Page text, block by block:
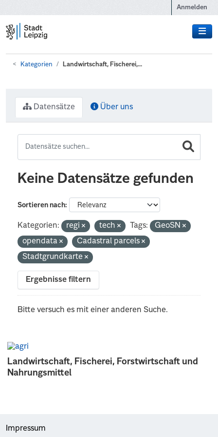
Anmelden
Kategorien Landwirtschaft, Fischerei,...
Landwirtschaft, Fischerei, Forstwirtschaft und
Nahrungsmittel
Datensätze Über uns
Keine Datensätze gefunden
Sortieren nach
Kategorien: regi tech Tags:
GeoSN
opendata
Cadastral parcels
Stadtgrundkarte
Ergebnisse filtern
Bitte versuch es mit einer anderen Suche.
Impressum